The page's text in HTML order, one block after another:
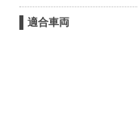
適合車両